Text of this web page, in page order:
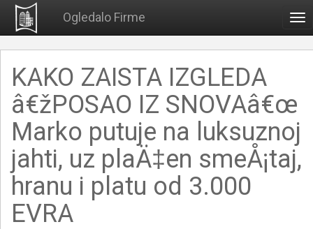
Ogledalo Firme
KAKO ZAISTA IZGLEDA
â€žPOSAO IZ SNOVAâ€œ
Marko putuje na luksuznoj
jahti, uz plaÄ‡en smeÅ¡taj,
hranu i platu od 3.000
EVRA